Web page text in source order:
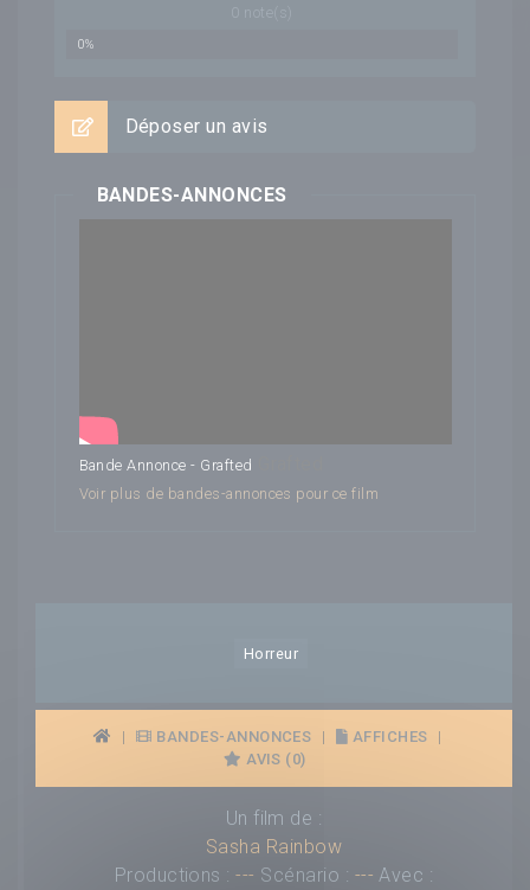
note(s)
0%
Déposer un avis
BANDES-ANNONCES
Bande Annonce - Grafted
Voir plus de bandes-annonces pour ce film
Horreur
| BANDES-ANNONCES | AFFICHES
|
AVIS (0)
Un film de :
Sasha Rainbow
Productions :--- Scénario : --- Avec :